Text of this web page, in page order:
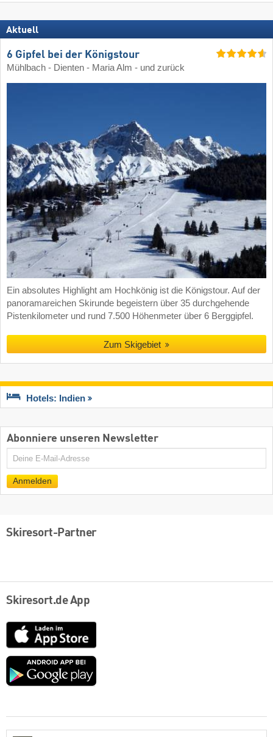
Aktuell
6 Gipfel bei der Königstour
Mühlbach - Dienten - Maria Alm - und zurück
Ein absolutes Highlight am Hochkönig ist die Königstour. Auf der
panoramareichen Skirunde begeistern über 35 durchgehende
Pistenkilometer und rund 7.500 Höhenmeter über 6 Berggipfel.
Zum Skigebiet
Hotels: Indien
Abonniere unseren Newsletter
E-
Mail
Anmelden
Skiresort-Partner
Skiresort.de App
App
Store
Google